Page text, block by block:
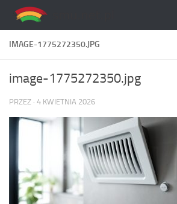
Skip to content
IMAGE-1775272350.JPG
image-1775272350.jpg
PRZEZ · 4 KWIETNIA 2026